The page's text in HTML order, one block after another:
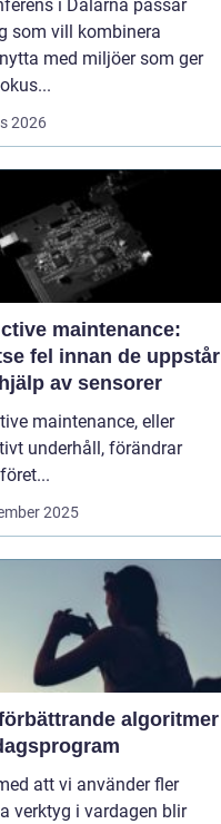
i Dalarna passar
som vill kombinera
med miljöer som ger
2026
maintenance:
fel innan de uppstår
av sensorer
maintenance, eller
underhåll, förändrar
2025
algoritmer
att vi använder fler
verktyg i vardagen blir